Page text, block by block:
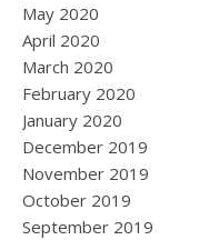
May 2020
April 2020
March 2020
February 2020
January 2020
December 2019
November 2019
October 2019
September 2019